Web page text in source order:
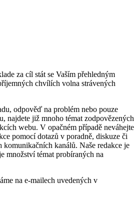
za cíl stát se Vaším přehledným
chvílích volna strávených
odpověď na problém nebo pouze
najdete již mnoho témat zodpovězených
webu. V opačném případě neváhejte
pomocí dotazů v poradně, diskuze či
komunikačních kanálů. Naše redakce je
množství témat probíraných na
na e-mailech uvedených v